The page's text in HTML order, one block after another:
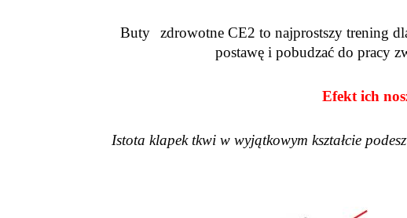
Buty
zdrowotne CE2 to najprostszy trening
postawę i pobudzać do pracy
Efekt ich
Istota klapek tkwi w wyjątkowym kształcie